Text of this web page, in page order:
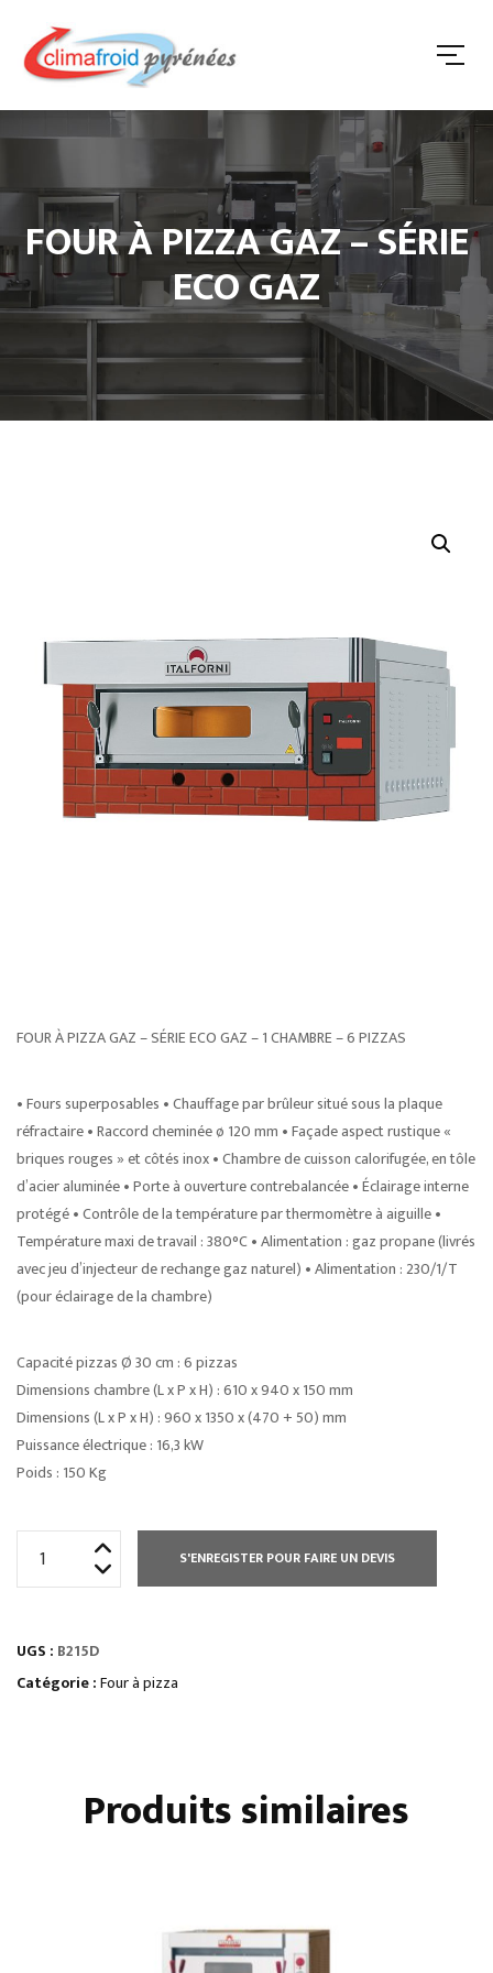
FOUR À PIZZA GAZ – SÉRIE
ECO GAZ
FOUR À PIZZA GAZ – SÉRIE ECO GAZ – 1 CHAMBRE – 6 PIZZAS
• Fours superposables • Chauffage par brûleur situé sous la plaque
réfractaire • Raccord cheminée ø 120 mm • Façade aspect rustique «
briques rouges » et côtés inox • Chambre de cuisson calorifugée, en tôle
d’acier aluminée • Porte à ouverture contrebalancée • Éclairage interne
protégé • Contrôle de la température par thermomètre à aiguille •
Température maxi de travail : 380°C • Alimentation : gaz propane (livrés
avec jeu d’injecteur de rechange gaz naturel) • Alimentation : 230/1/T
(pour éclairage de la chambre)
Capacité pizzas Ø 30 cm : 6 pizzas
Dimensions chambre (L x P x H) : 610 x 940 x 150 mm
Dimensions (L x P x H) : 960 x 1350 x (470 + 50) mm
Puissance électrique : 16,3 kW
Poids : 150 Kg
PIZZA
GAZ
S'ENREGISTER POUR FAIRE UN DEVIS
UGS : B215D
Catégorie :Four à pizza
Produits similaires